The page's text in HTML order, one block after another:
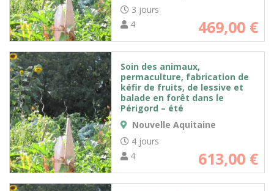
3 jours
4
469,00 €
Soin des animaux,
permaculture, fabrication de
kéfir de fruits, de lessive et
balade en forêt dans le
Périgord – été
Nouvelle Aquitaine
4 jours
4
613,00 €